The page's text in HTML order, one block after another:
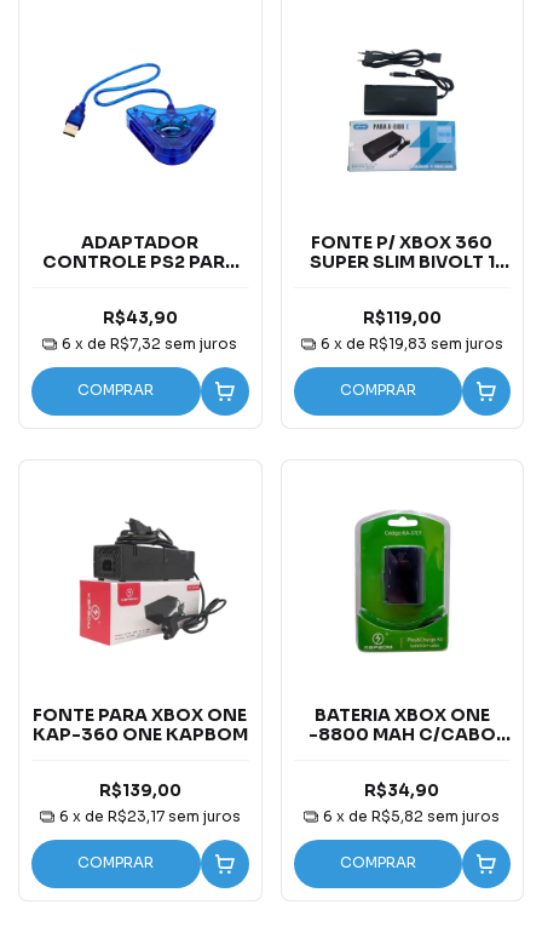
ADAPTADOR
CONTROLE PS2 PARA
R$43,90
6 x deR$7,32 sem juros
COMPRAR
FONTE P/ XBOX 360
SUPER SLIM BIVOLT 1
R$119,00
6 x de R$19,83 sem juros
COMPRAR
FONTE PARA XBOX ONE
KAP-360 ONE KAPBOM
R$139,00
6 x de R$23,17 sem juros
COMPRAR
BATERIA XBOX ONE
-8800 MAH C/CABO
R$34,90
6 x deR$5,82 sem juros
COMPRAR